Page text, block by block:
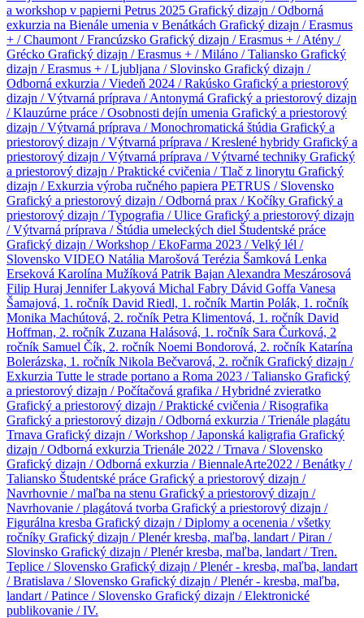
a workshop v papierni Petrus 2025 Grafický dizajn / Odborná
exkurzia na Bienále umenia v Benátkách Grafický dizajn / Erasmus
+ / Chaumont / Francúzsko Grafický dizajn / Erasmus + / Atény /
Grécko Grafický dizajn / Erasmus + / Miláno / Taliansko Grafický
dizajn / Erasmus + / Ljubljana / Slovinsko Grafický dizajn /
Odborná exkurzia / Viedeň 2024 / Rakúsko Grafický a priestorový
dizajn / Výtvarná príprava / Antonymá Grafický a priestorový dizajn
/ Klauzúrne práce / Osobnosti dejín umenia Grafický a priestorový
dizajn / Výtvarná príprava / Monochromatická štúdia Grafický a
priestorový dizajn / Výtvarná príprava / Kreslené hybridy Grafický a
priestorový dizajn / Výtvarná príprava / Výtvarné techniky Grafický
a priestorový dizajn / Praktické cvičenia / Tlač z linorytu Grafický
dizajn / Exkurzia výroba ručného papiera PETRUS / Slovensko
Grafický a priestorový dizajn / Odborná prax / Kočíky Grafický a
priestorový dizajn / Typografia / Ulice Grafický a priestorový dizajn
/ Výtvarná príprava / Štúdia umeleckých diel Študentské práce
Grafický dizajn / Workshop / EkoFarma 2023 / Velký lél /
Slovensko VIDEO Natália Marošová Terézia Šamková Lenka
Erseková Karolína Mužíková Patrik Bajan Alexandra Meszárosová
Filip Huraj Jennifer Lakyová Michal Fabry Dávid Goffa Vanesa
Šamajová, 1. ročník David Riedl, 1. ročník Martin Polák, 1. ročník
Monika Machútová, 2. ročník Petra Klimentová, 1. ročník David
Hoffman, 2. ročník Zuzana Halásová, 1. ročník Sara Čurková, 2
ročník Samuel Čík, 2. ročník Noemi Bondorová, 2. ročník Katarína
Bolerázska, 1. ročník Nikola Bečvarová, 2. ročník Grafický dizajn /
Exkurzia Tutte le strade portano a Roma 2023 / Taliansko Grafický
a priestorový dizajn / Počítačová grafika / Hybridné zvieratko
Grafický a priestorový dizajn / Praktické cvičenia / Risografika
Grafický a priestorový dizajn / Odborná exkurzia / Trienále plagátu
Trnava Grafický dizajn / Workshop / Japonská kaligrafia Grafický
dizajn / Odborná exkurzia Trienále 2022 / Trnava / Slovensko
Grafický dizajn / Odborná exkurzia / BiennaleArte2022 / Benátky /
Taliansko Študentské práce Grafický a priestorový dizajn /
Navrhovnie / maľba na stenu Grafický a priestorový dizajn /
Navrhovanie / plagátová tvorba Grafický a priestorový dizajn /
Figurálna kresba Grafický dizajn / Diplomy a ocenenia / všetky
ročníky Grafický dizajn / Plenér kresba, maľba, landart / Piran /
Slovinsko Grafický dizajn / Plenér kresba, maľba, landart / Tren.
Teplice / Slovensko Grafický dizajn / Plenér - kresba, maľba, landart
/ Bratislava / Slovensko Grafický dizajn / Plenér - kresba, maľba,
landart / Patince / Slovensko Grafický dizajn / Elektronické
publikovanie / IV.